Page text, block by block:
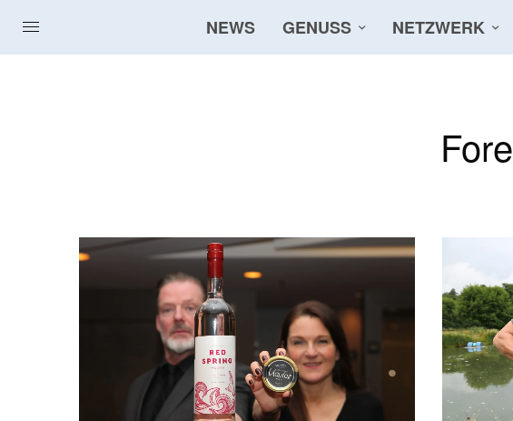
NEWS GENUSS NETZWERK